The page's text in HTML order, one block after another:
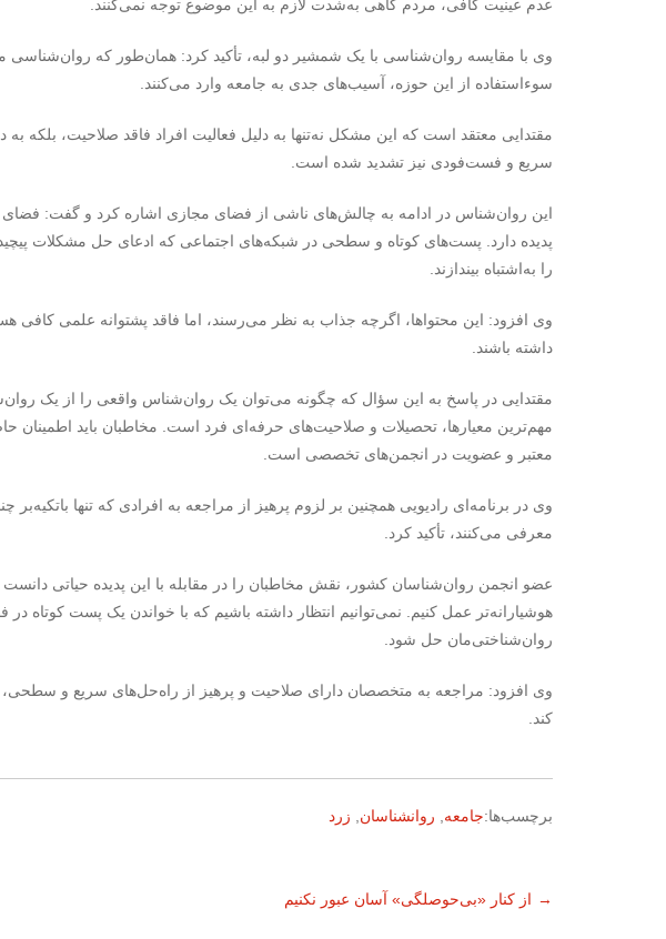
عدم عینیت کافی، مردم گاهی به‌شدت لازم به این موضوع توجه نمی‌کنند.
وی با مقایسه روان‌شناسی با یک شمشیر دو لبه، تأکید کرد: همان‌طور که روان‌شناسی
سوءاستفاده از این حوزه، آسیب‌های جدی به جامعه وارد می‌کنند.
مقتدایی معتقد است که این مشکل نه‌تنها به دلیل فعالیت افراد فاقد صلاحیت، بلکه
سریع و فست‌فودی نیز تشدید شده است.
این روان‌شناس در ادامه به چالش‌های ناشی از فضای مجازی اشاره کرد و گفت:
پدیده دارد. پست‌های کوتاه و سطحی در شبکه‌های اجتماعی که ادعای حل مشکلات
را به‌اشتباه بیندازند.
وی افزود: این محتواها، اگرچه جذاب به نظر می‌رسند، اما فاقد پشتوانه علمی کافی
داشته باشند.
مقتدایی در پاسخ به این سؤال که چگونه می‌توان یک روان‌شناس واقعی را از یک
مهم‌ترین معیارها، تحصیلات و صلاحیت‌های حرفه‌ای فرد است. مخاطبان باید اطمینان
معتبر و عضویت در انجمن‌های تخصصی است.
وی در برنامه‌ای رادیویی همچنین بر لزوم پرهیز از مراجعه به افرادی که تنها
معرفی می‌کنند، تأکید کرد.
عضو انجمن روان‌شناسان کشور، نقش مخاطبان را در مقابله با این پدیده حیاتی
هوشیارانه‌تر عمل کنیم. نمی‌توانیم انتظار داشته باشیم که با خواندن یک پست کوتاه
روان‌شناختی‌مان حل شود.
وی افزود: مراجعه به متخصصان دارای صلاحیت و پرهیز از راه‌حل‌های سریع و سطحی،
کند.
برچسب‌ها:جامعه, روانشناسان, زرد
ناوبری
از کنار «بی‌حوصلگی‌» آسان عبور نکنیم →